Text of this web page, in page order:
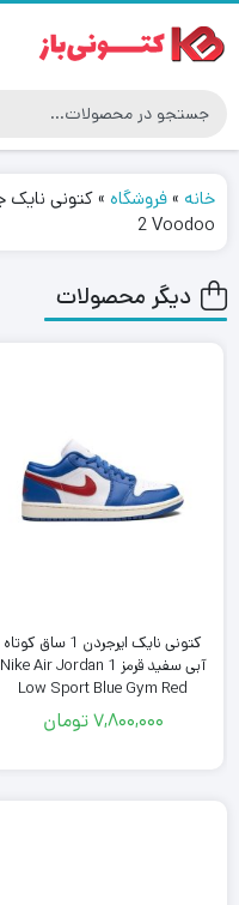
خانه »فروشگاه »
2 Voodoo
دیگر محصولات
کتونی نایک ایرجردن 1 ساق کوتاه
آبی سفید قرمز Nike Air Jordan 1
Low Sport Blue Gym Red
7,800,000تومان